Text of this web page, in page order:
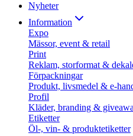
Nyheter
Information
Expo
Mässor, event & retail
Print
Reklam, storformat &
Förpackningar
Produkt, livsmedel & e-
Profil
Kläder, branding &
Etiketter
Öl-, vin- & produktetiketter